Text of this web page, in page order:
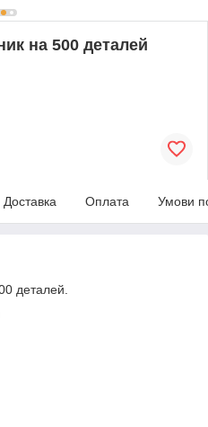
на 500 деталей
Доставка Оплата Умови
деталей.